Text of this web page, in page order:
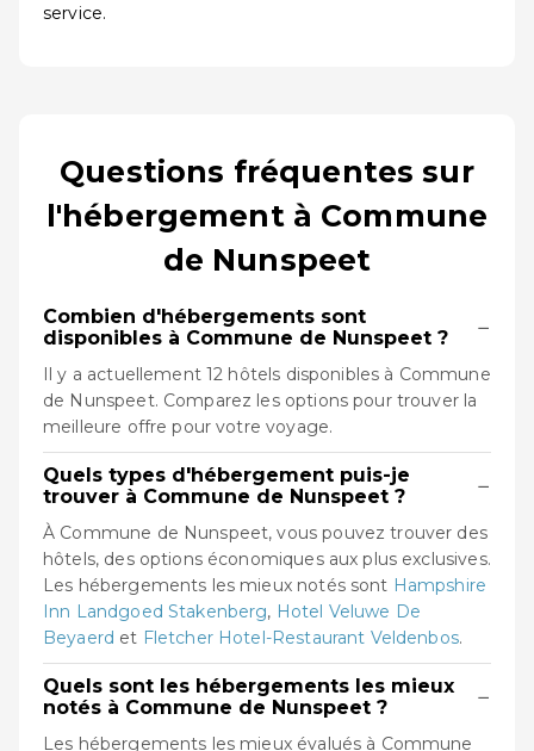
service.
Questions fréquentes sur
l'hébergement à Commune
de Nunspeet
Combien d'hébergements sont
disponibles à Commune de Nunspeet ?
−
Il y a actuellement 12 hôtels disponibles à Commune
de Nunspeet. Comparez les options pour trouver la
meilleure offre pour votre voyage.
Quels types d'hébergement puis-je
trouver à Commune de Nunspeet ?
−
À Commune de Nunspeet, vous pouvez trouver des
hôtels, des options économiques aux plus exclusives.
Les hébergements les mieux notés sont Hampshire
Inn Landgoed Stakenberg, Hotel Veluwe De
Beyaerd et Fletcher Hotel-Restaurant Veldenbos.
Quels sont les hébergements les mieux
notés à Commune de Nunspeet ?
−
Les hébergements les mieux évalués à Commune